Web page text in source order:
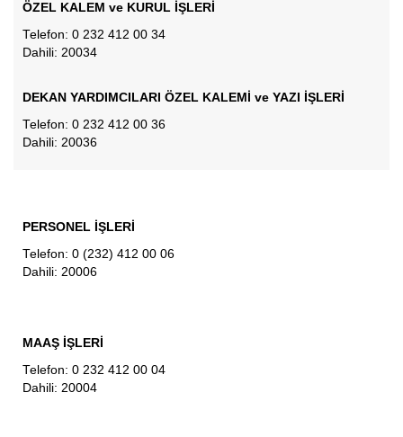
ÖZEL KALEM ve KURUL İŞLERİ
Telefon: 0 232 412 00 34
Dahili: 20034
DEKAN YARDIMCILARI ÖZEL KALEMİ ve YAZI İŞLERİ
Telefon: 0 232 412 00 36
Dahili: 20036
PERSONEL İŞLERİ
Telefon: 0 (232) 412 00 06
Dahili: 20006
MAAŞ İŞLERİ
Telefon: 0 232 412 00 04
Dahili: 20004